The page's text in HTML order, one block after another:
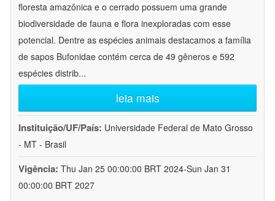
floresta amazônica e o cerrado possuem uma grande
biodiversidade de fauna e flora inexploradas com esse
potencial. Dentre as espécies animais destacamos a família
de sapos Bufonidae contém cerca de 49 gêneros e 592
espécies distrib...
leia mais
Instituição/UF/País: Universidade Federal de Mato Grosso
- MT - Brasil
Vigência: Thu Jan 25 00:00:00 BRT 2024-Sun Jan 31
00:00:00 BRT 2027